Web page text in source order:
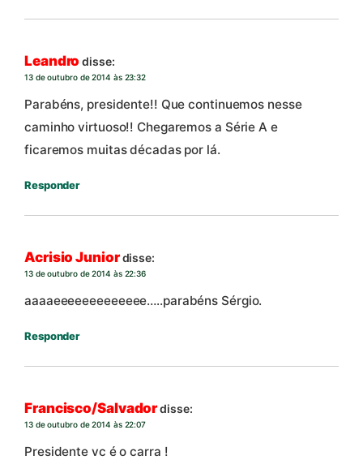
Leandro disse:
13 de outubro de 2014 às 23:32
Parabéns, presidente!! Que continuemos nesse
caminho virtuoso!! Chegaremos a Série A e
ficaremos muitas décadas por lá.
Responder
Acrisio Juniordisse:
13 de outubro de 2014 às 22:36
aaaaeeeeeeeeeeeee…..parabéns Sérgio.
Responder
Francisco/Salvadordisse:
13 de outubro de 2014 às 22:07
Presidente vc é o carra !